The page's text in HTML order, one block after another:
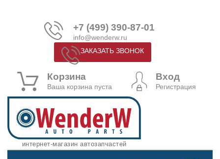
+7 (499) 390-87-01
info@wenderw.ru
ЗАКАЗАТЬ ЗВОНОК
Корзина
Ваша корзина пуста
Вход
Регистрация
интернет-магазин автозапчастей